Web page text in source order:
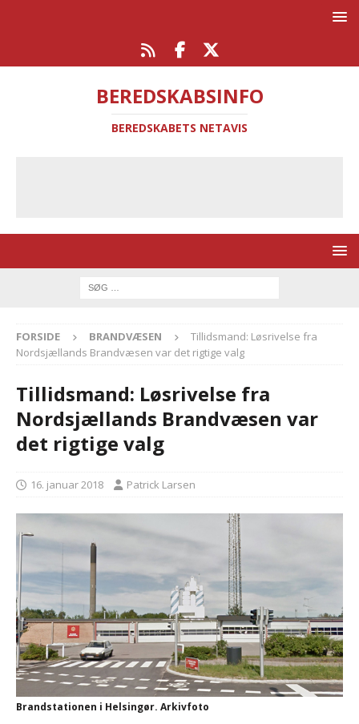
BEREDSKABSINFO
BEREDSKABETS NETAVIS
FORSIDE BRANDVÆSEN
Tillidsmand: Løsrivelse fra
Nordsjællands Brandvæsen var det rigtige valg
Tillidsmand: Løsrivelse fra
Nordsjællands Brandvæsen var
det rigtige valg
16. januar 2018 Patrick Larsen
Brandstationen i Helsingør. Arkivfoto